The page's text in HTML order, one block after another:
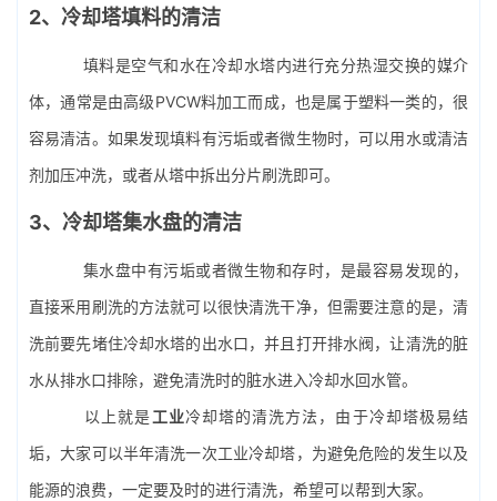
2、 冷却塔填料的清洁
填料是空气和水在冷却水塔内进行充分热湿交换的媒介
体，通常是由高级PVCW料加工而成，也是属于塑料一类的，很
容易清洁。如果发现填料有污垢或者微生物时，可以用水或清洁
剂加压冲洗，或者从塔中拆出分片刷洗即可。
3、冷却塔集水盘的清洁
集水盘中有污垢或者微生物和存时，是最容易发现的，
直接釆用刷洗的方法就可以很快清洗干净，但需要注意的是，清
洗前要先堵住冷却水塔的出水口，并且打开排水阀，让清洗的脏
水从排水口排除，避免清洗时的脏水进入冷却水回水管。
以上就是工业冷却塔的清洗方法，由于冷却塔极易结
垢，大家可以半年清洗一次工业冷却塔，为避免危险的发生以及
能源的浪费，一定要及时的进行清洗，希望可以帮到大家。